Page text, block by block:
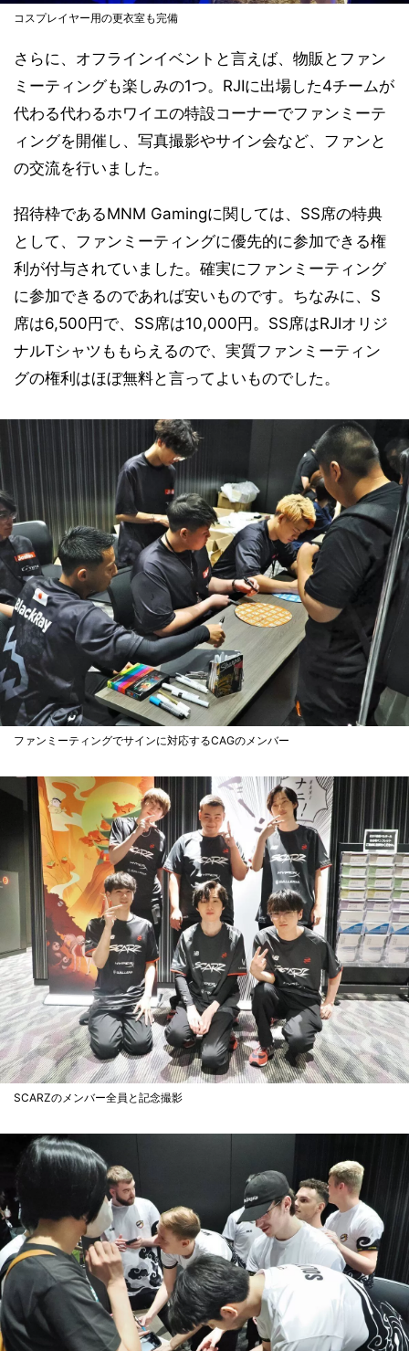
コスプレイヤー用の更衣室も完備
さらに、オフラインイベントと言えば、物販とファン
ミーティングも楽しみの1つ。RJIに出場した4チームが
代わる代わるホワイエの特設コーナーでファンミーテ
ィングを開催し、写真撮影やサイン会など、ファンと
の交流を行いました。
招待枠であるMNM Gamingに関しては、SS席の特典
として、ファンミーティングに優先的に参加できる権
利が付与されていました。確実にファンミーティング
に参加できるのであれば安いものです。ちなみに、S
席は6,500円で、SS席は10,000円。SS席はRJIオリジ
ナルTシャツももらえるので、実質ファンミーティン
グの権利はほぼ無料と言ってよいものでした。
ファンミーティングでサインに対応するCAGのメンバー
SCARZのメンバー全員と記念撮影